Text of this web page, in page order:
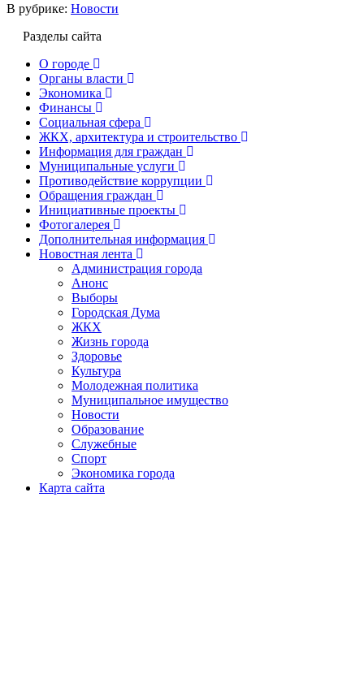
В рубрике: Новости
Разделы сайта
О городе
Органы власти
Экономика
Финансы
Социальная сфера
ЖКХ, архитектура и строительство
Информация для граждан
Муниципальные услуги
Противодействие коррупции
Обращения граждан
Инициативные проекты
Фотогалерея
Дополнительная информация
Новостная лента
Администрация города
Анонс
Выборы
Городская Дума
ЖКХ
Жизнь города
Здоровье
Культура
Молодежная политика
Муниципальное имущество
Новости
Образование
Служебные
Спорт
Экономика города
Карта сайта